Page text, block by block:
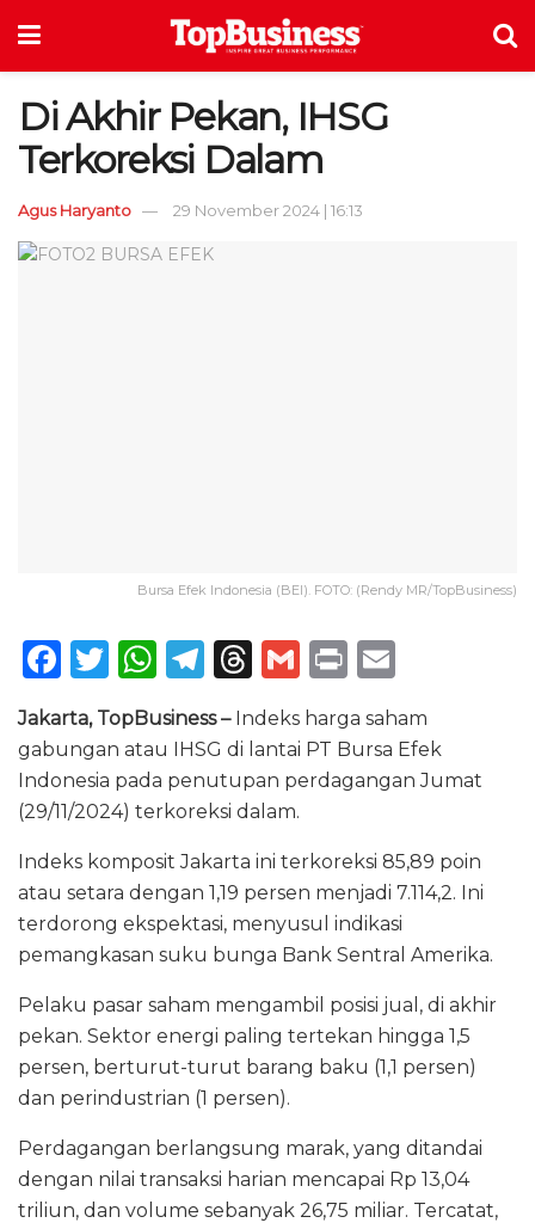
Di Akhir Pekan, IHSG
Terkoreksi Dalam
Agus Haryanto 29 November 2024 | 16:13
Bursa Efek Indonesia (BEI). FOTO: (Rendy MR/TopBusiness)
F
c
e
b
o
o
k
T
w
it
te
r
W
h
a
ts
A
p
p
T
e
g
ra
m
T
h
re
a
d
s
G
m
ai
l
P
n
t
ai
l
Jakarta, TopBusiness – Indeks harga saham
gabungan atau IHSG di lantai PT Bursa Efek
Indonesia pada penutupan perdagangan Jumat
(29/11/2024) terkoreksi dalam.
Indeks komposit Jakarta ini terkoreksi 85,89 poin
atau setara dengan 1,19 persen menjadi 7.114,2. Ini
terdorong ekspektasi, menyusul indikasi
pemangkasan suku bunga Bank Sentral Amerika.
Pelaku pasar saham mengambil posisi jual, di akhir
pekan. Sektor energi paling tertekan hingga 1,5
persen, berturut-turut barang baku (1,1 persen)
dan perindustrian (1 persen).
Perdagangan berlangsung marak, yang ditandai
dengan nilai transaksi harian mencapai Rp 13,04
triliun, dan volume sebanyak 26,75 miliar. Tercatat,